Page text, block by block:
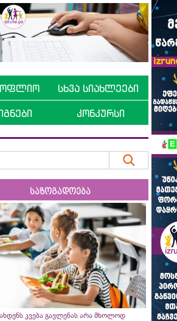
სხვა სიახლეები
კონკურსი
საზოგადოება
კვება გავლენას არა მხოლოდ